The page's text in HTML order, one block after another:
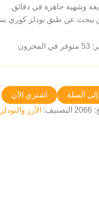
وشهية جاهزة في دقائق.
يبحث عن طبق نودلز كوري
53 متوفر في المخزون
السلة
اشتري الآن
2066 التصنيف: الأرز والنودلز